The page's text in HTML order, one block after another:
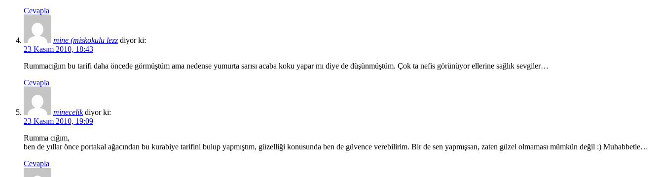
Cevapla
mine (miskokulu lezz diyor ki:
23 Kasım 2010, 18:43
Rummacığım bu tarifi daha öncede görmüştüm ama nedense yumurta sarısı acaba koku yapar mı diye de düşünmüştüm. Çok ta nefis görünüyor ellerine sağlık sevgiler…
Cevapla
minecelik diyor ki:
23 Kasım 2010, 19:09
Rumma cığım,
ben de yıllar önce portakal ağacından bu kurabiye tarifini bulup yapmıştım, güzelliği konusunda ben de güvence verebilirim. Bir de sen yapmışsan, zaten güzel olmaması mümkün değil :) Muhabbetle…
Cevapla